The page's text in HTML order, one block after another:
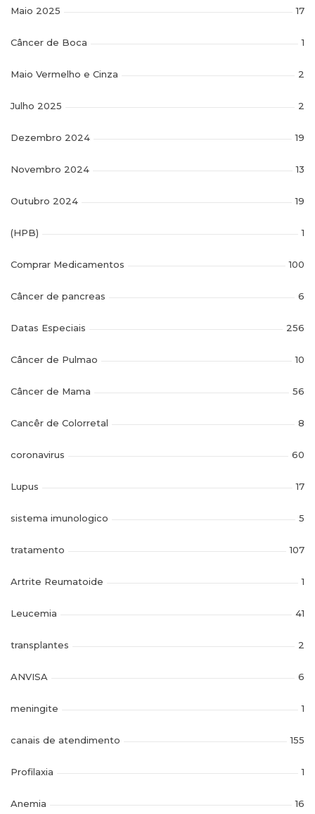
Maio 2025 17
Câncer de Boca 1
Maio Vermelho e Cinza 2
Julho 2025 2
Dezembro 2024 19
Novembro 2024 13
Outubro 2024 19
(HPB) 1
Comprar Medicamentos 100
Câncer de pancreas 6
Datas Especiais 256
Câncer de Pulmao 10
Câncer de Mama 56
Cancêr de Colorretal 8
coronavirus 60
Lupus 17
sistema imunologico 5
tratamento 107
Artrite Reumatoide 1
Leucemia 41
transplantes 2
ANVISA 6
meningite 1
canais de atendimento 155
Profilaxia 1
Anemia 16